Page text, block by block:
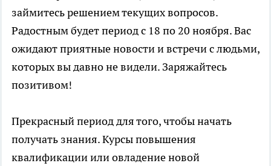
займитесь решением текущих вопросов.
Радостным будет период с 18 по 20 ноября. Вас
ожидают приятные новости и встречи с людьми,
которых вы давно не видели. Заряжайтесь
позитивом!
Прекрасный период для того, чтобы начать
получать знания. Курсы повышения
квалификации или овладение новой